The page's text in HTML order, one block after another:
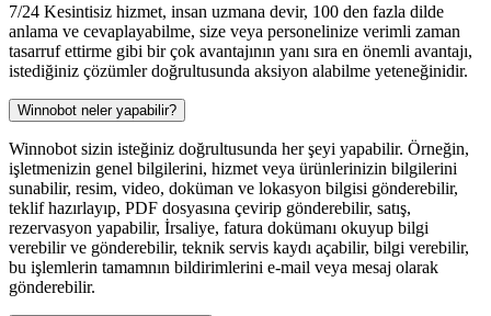
7/24 Kesintisiz hizmet, insan uzmana devir, 100 den fazla dilde
anlama ve cevaplayabilme, size veya personelinize verimli zaman
tasarruf ettirme gibi bir çok avantajının yanı sıra en önemli avantajı,
istediğiniz çözümler doğrultusunda aksiyon alabilme yeteneğinidir.
Winnobot neler yapabilir?
Winnobot sizin isteğiniz doğrultusunda her şeyi yapabilir. Örneğin,
işletmenizin genel bilgilerini, hizmet veya ürünlerinizin bilgilerini
sunabilir, resim, video, doküman ve lokasyon bilgisi gönderebilir,
teklif hazırlayıp, PDF dosyasına çevirip gönderebilir, satış,
rezervasyon yapabilir, İrsaliye, fatura dokümanı okuyup bilgi
verebilir ve gönderebilir, teknik servis kaydı açabilir, bilgi verebilir,
bu işlemlerin tamamnın bildirimlerini e-mail veya mesaj olarak
gönderebilir.